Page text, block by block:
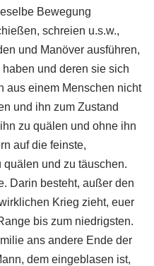
Bewegung
schreien u.s.w.,
und Manöver ausführen,
und deren sie sich
aus einem Menschen nicht
und ihn zum Zustand
zu quälen und ohne ihn
auf die feinste,
und zu täuschen.
Darin besteht, außer den
Krieg zieht, euer
bis zum niedrigsten.
ans andere Ende der
dem eingeblasen ist,